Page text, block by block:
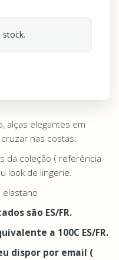
alças elegantes em
nas costas.
da coleção ( referência
look de lingerie.
elastano
são ES/FR.
a 100C ES/FR.
dispor por email (